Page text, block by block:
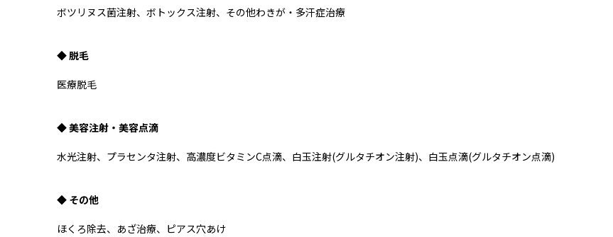
ボツリヌス菌注射、ボトックス注射、その他わきが・多汗症治療
◆ 脱毛
医療脱毛
◆ 美容注射・美容点滴
水光注射、プラセンタ注射、高濃度ビタミンC点滴、白玉注射(グルタチオン注射)、白玉点滴(グルタチオン点滴)
◆ その他
ほくろ除去、あざ治療、ピアス穴あけ